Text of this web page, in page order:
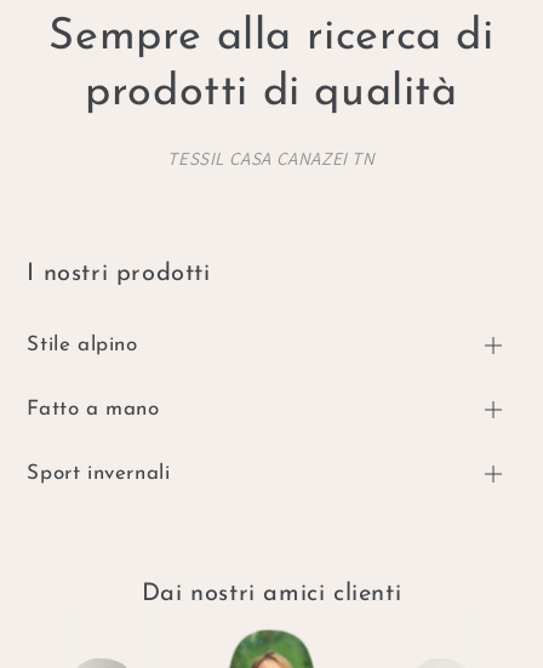
Sempre alla ricerca di
prodotti di qualità
TESSIL CASA CANAZEI TN
I nostri prodotti
Stile alpino
Fatto a mano
Sport invernali
Dai nostri amici clienti